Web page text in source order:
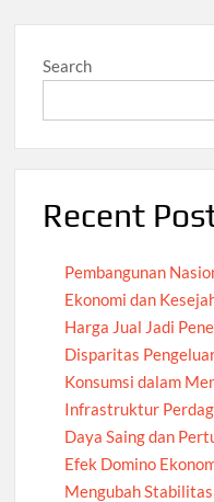
Search
Recent
Pembangunan
Ekonomi dan
Harga Jual Jadi
Disparitas
Konsumsi dalam
Infrastruktur
Daya Saing dan
Efek Domino
Mengubah